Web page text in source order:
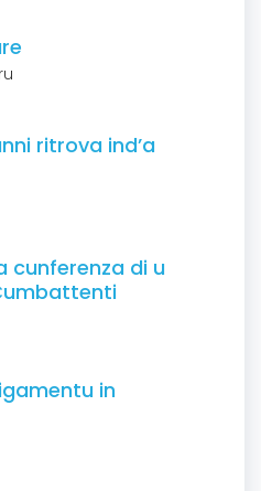
ritrova ind’a
cunferenza di u
in